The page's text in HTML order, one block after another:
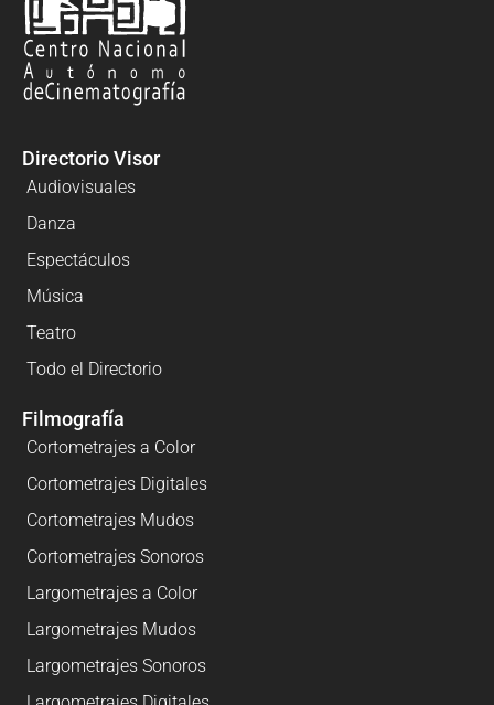
Directorio Visor
Audiovisuales
Danza
Espectáculos
Música
Teatro
Todo el Directorio
Filmografía
Cortometrajes a Color
Cortometrajes Digitales
Cortometrajes Mudos
Cortometrajes Sonoros
Largometrajes a Color
Largometrajes Mudos
Largometrajes Sonoros